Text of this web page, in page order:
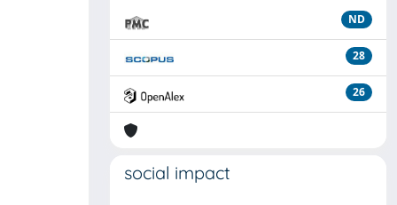
ND
28
26
social impact